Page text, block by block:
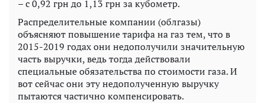
– с 0,92 грн до 1,13 грн за кубометр.
Распределительные компании (облгазы)
объясняют повышение тарифа на газ тем, что в
2015-2019 годах они недополучили значительную
часть выручки, ведь тогда действовали
специальные обязательства по стоимости газа. И
вот сейчас они эту недополученную выручку
пытаются частично компенсировать.